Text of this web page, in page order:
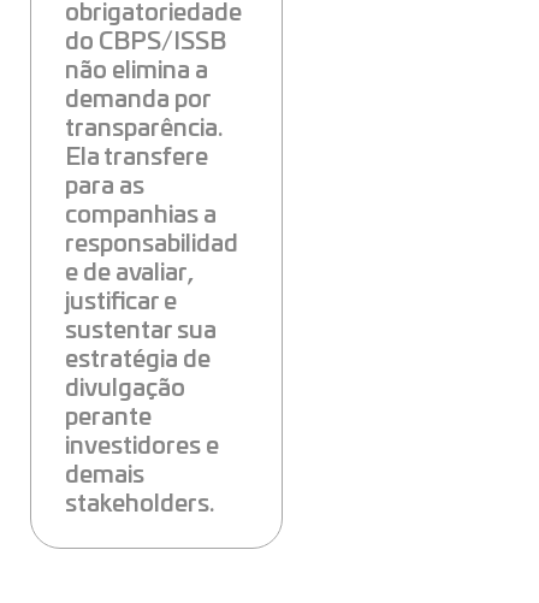
obrigatoriedade
do CBPS/ISSB
não elimina a
demanda por
transparência.
Ela transfere
para as
companhias a
responsabilidad
e de avaliar,
justificar e
sustentar sua
estratégia de
divulgação
perante
investidores e
demais
stakeholders.